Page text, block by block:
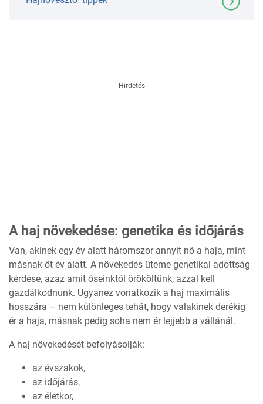
Hirdetés
A haj növekedése: genetika és időjárás
Van, akinek egy év alatt háromszor annyit nő a haja, mint
másnak öt év alatt. A növekedés üteme genetikai adottság
kérdése, azaz amit őseinktől örököltünk, azzal kell
gazdálkodnunk. Ugyanez vonatkozik a haj maximális
hosszára – nem különleges tehát, hogy valakinek derékig
ér a haja, másnak pedig soha nem ér lejjebb a vállánál.
A haj növekedését befolyásolják:
az évszakok,
az időjárás,
az életkor,